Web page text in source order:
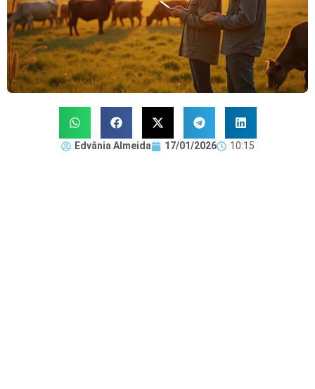
Edvânia Almeida 17/01/2026 10:15